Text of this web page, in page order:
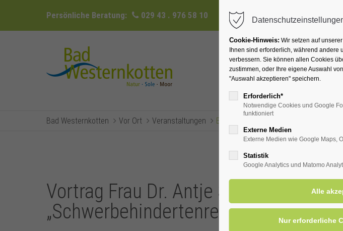
Persönliche Beratung: 029 43 . 976 58 10 info@badwesternkotten.de
Ihr Heilbad
Bad Westernkotten Vor Ort Veranstaltungen Eventsreader (Timeline)
Vortrag Frau Dr. Antje Schulenberg
„Schwerbehindertenrecht"
Cookie-Hinweis: Wir setzen auf
Ihnen sind erforderlich, während andere
verbessern. Sie können allen Cookies
zustimmen, oder Ihre eigene Auswahl
"Auswahl akzeptieren" speichern.
Erforderlich*
Notwendige Cookies und Google
funktioniert
Externe Medien
Externe Medien wie Google Maps,
Statistik
Google Analytics und Matomo